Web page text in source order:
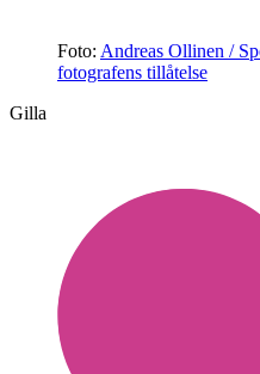
Foto: Andreas Ollinen /
fotografens tillåtelse
Gilla